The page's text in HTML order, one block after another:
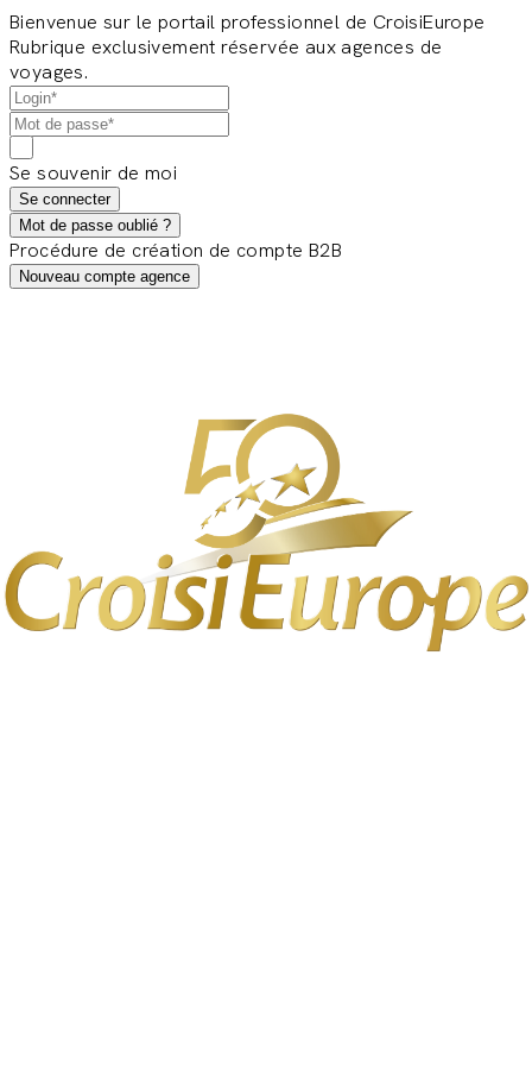
Bienvenue sur le portail professionnel de CroisiEurope
Rubrique exclusivement réservée aux agences de
voyages.
Se souvenir de moi
Se connecter
Mot de passe oublié ?
Procédure de création de compte B2B
Nouveau compte agence